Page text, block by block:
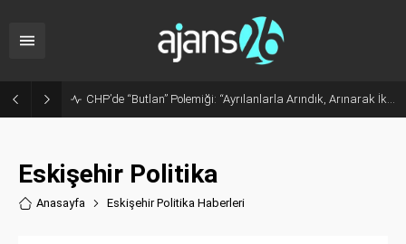
Sanayide Altyapı ve Temizlik Tepkisi: Gürhan Albayrak Küçük Sanayi Esnafını Ziyaret Etti
Eskişehir Politika
Anasayfa Eskişehir Politika Haberleri